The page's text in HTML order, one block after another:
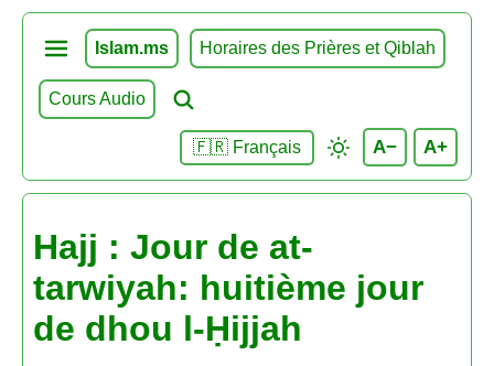
Islam.ms Horaires des Prières et Qiblah
Cours Audio
🇫🇷 Français A− A+
Hajj : Jour de at-
tarwiyah: huitième jour
de dhou l-Ḥijjah